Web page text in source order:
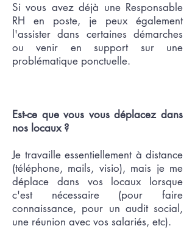
Si vous avez déjà une Responsable
RH en poste, je peux également
l'assister dans certaines démarches
ou venir en support sur une
problématique ponctuelle.
Est-ce que vous vous déplacez dans
nos locaux ?
Je travaille essentiellement à distance
(téléphone, mails, visio), mais je me
déplace dans vos locaux lorsque
c'est nécessaire (pour faire
connaissance, pour un audit social,
une réunion avec vos salariés, etc).